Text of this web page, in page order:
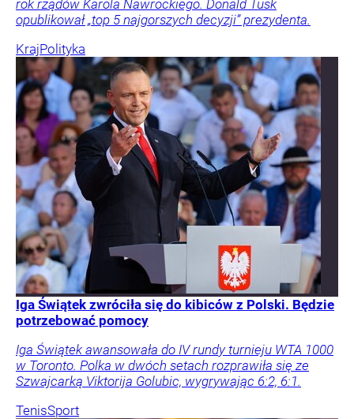
rok rządów Karola Nawrockiego. Donald Tusk
opublikował „top 5 najgorszych decyzji” prezydenta.
KrajPolityka
Iga Świątek zwróciła się do kibiców z Polski. Będzie
potrzebować pomocy
Iga Świątek awansowała do IV rundy turnieju WTA 1000
w Toronto. Polka w dwóch setach rozprawiła się ze
Szwajcarką Viktorija Golubic, wygrywając 6:2, 6:1.
TenisSport